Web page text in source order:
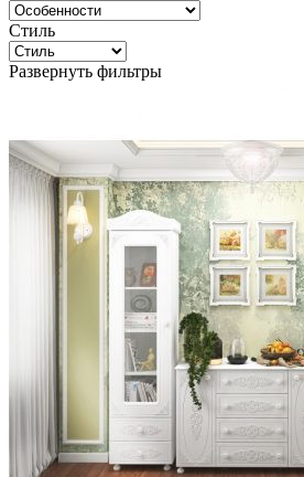
Стиль
Развернуть фильтры